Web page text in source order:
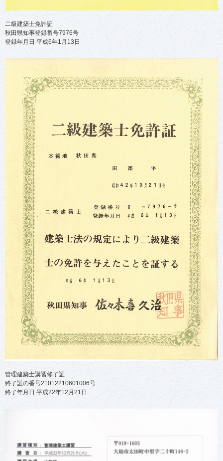
二級建築士免許証
秋田県知事登録番号7976号
登録年月日 平成6年1月13日
管理建築士講習修了証
終了証の番号21012210601006号
終了年月日 平成22年12月21日